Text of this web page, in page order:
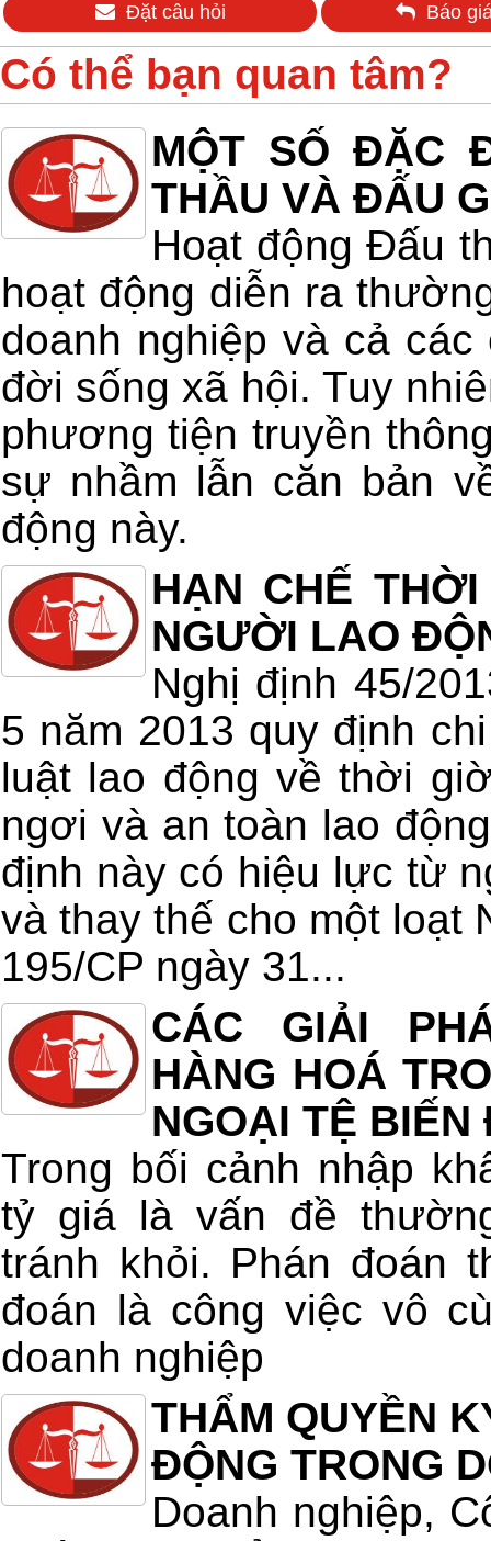
Đặt câu hỏi Báo
Có thể bạn quan tâm?
MỘT SỐ ĐẶC
THẦU VÀ ĐẤU
Hoạt động Đấu
hoạt động diễn ra
doanh nghiệp và cả
đời sống xã hội. Tuy
phương tiện truyền
sự nhầm lẫn căn bản
động này.
HẠN CHẾ
NGƯỜI LAO
Nghị định 45/
5 năm 2013 quy định
luật lao động về thời
ngơi và an toàn lao
định này có hiệu lực từ
và thay thế cho một loạt
195/CP ngày 31...
CÁC GIẢI
HÀNG HOÁ
NGOẠI TỆ BIẾN
Trong bối cảnh nhập
tỷ giá là vấn đề
tránh khỏi. Phán đoán
đoán là công việc vô
doanh nghiệp
THẨM QUYỀN
ĐỘNG TRONG
Doanh nghiệp,